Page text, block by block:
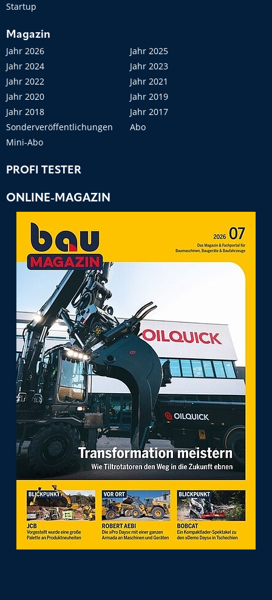
Startup
Magazin
Jahr 2026
Jahr 2025
Jahr 2024
Jahr 2023
Jahr 2022
Jahr 2021
Jahr 2020
Jahr 2019
Jahr 2018
Jahr 2017
Sonderveröffentlichungen
Abo
Mini-Abo
PROFI TESTER
ONLINE-MAGAZIN